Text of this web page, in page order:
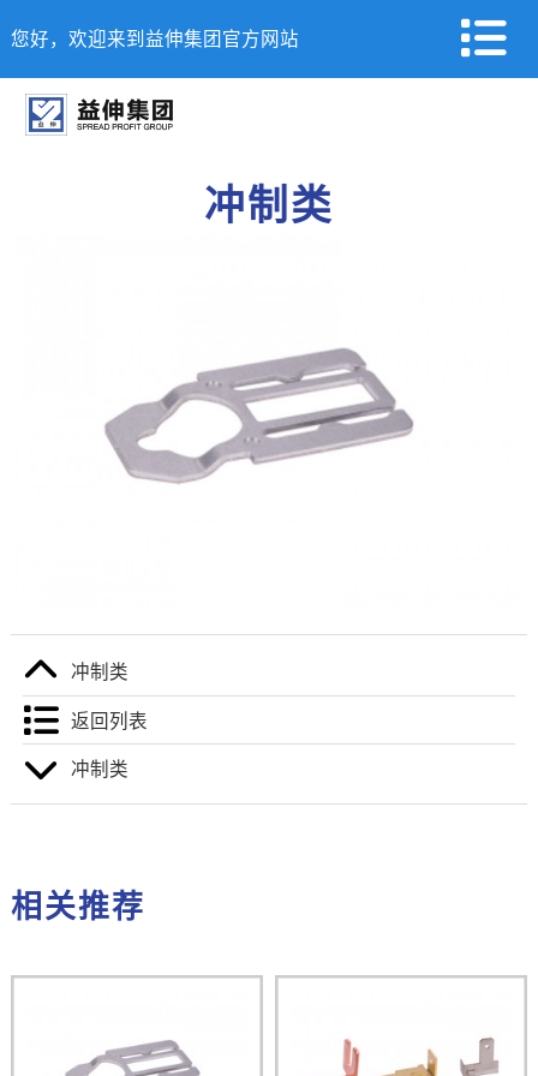
您好，欢迎来到益伸集团官方网站
冲制类
冲制类
返回列表
冲制类
相关推荐